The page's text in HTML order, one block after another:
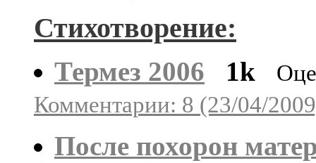
Стихотворение:
Термез 2006 1k
Комментарии: 8 (23/04/
После похорон